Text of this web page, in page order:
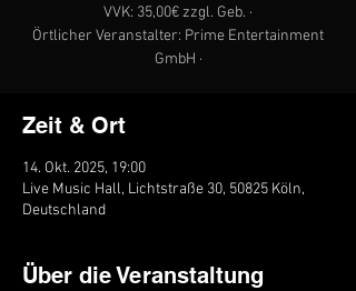
VVK: 35,00€ zzgl. Geb. ·
Örtlicher Veranstalter: Prime Entertainment
GmbH ·
Zeit & Ort
14. Okt. 2025, 19:00
Live Music Hall, Lichtstraße 30, 50825 Köln,
Deutschland
Über die Veranstaltung